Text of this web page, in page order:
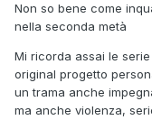
Non so bene come
nella seconda metà
Mi ricorda assai le
original progetto
un trama anche
ma anche violenza,